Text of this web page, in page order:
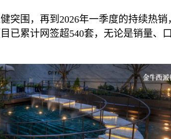
突围，再到2026年一季度的持续热
已累计网签超540套，无论是销量、